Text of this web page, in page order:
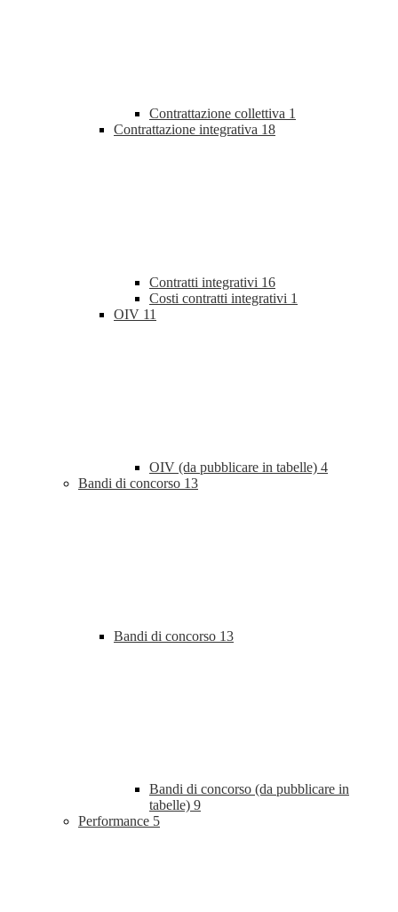
Contrattazione collettiva 1
Contrattazione integrativa 18
Contratti integrativi 16
Costi contratti integrativi 1
OIV 11
OIV (da pubblicare in tabelle) 4
Bandi di concorso 13
Bandi di concorso 13
Bandi di concorso (da pubblicare in
tabelle) 9
Performance 5